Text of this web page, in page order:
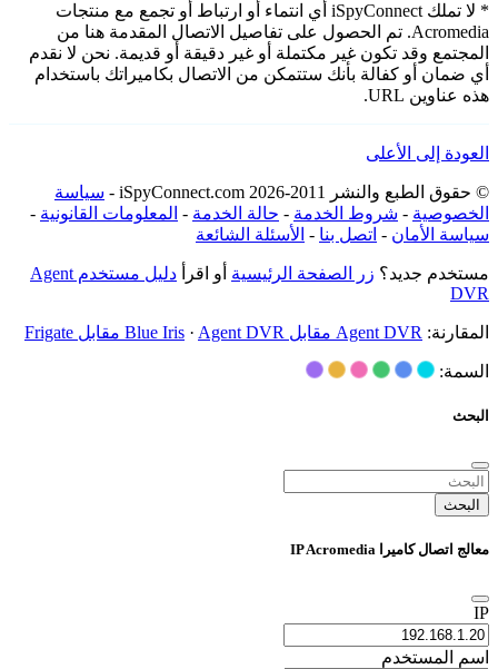
* لا تملك iSpyConnect أي انتماء أو ارتباط أو تجمع مع منتجات
Acromedia. تم الحصول على تفاصيل الاتصال المقدمة هنا من
المجتمع وقد تكون غير مكتملة أو غير دقيقة أو قديمة. نحن لا نقدم
أي ضمان أو كفالة بأنك ستتمكن من الاتصال بكاميراتك باستخدام
هذه عناوين URL.
العودة إلى الأعلى
© حقوق الطبع والنشر 2011-2026 iSpyConnect.com -
سياسة
الخصوصية - شروط الخدمة - حالة الخدمة - المعلومات القانونية -
سياسة الأمان - اتصل بنا - الأسئلة الشائعة
مستخدم جديد؟ زر الصفحة الرئيسية أو اقرأ
دليل مستخدم Agent
DVR
المقارنة: Agent DVR مقابل Blue Iris · Agent DVR مقابل Frigate
السمة:
البحث
البحث
معالج اتصال كاميرا IP Acromedia
IP
اسم المستخدم